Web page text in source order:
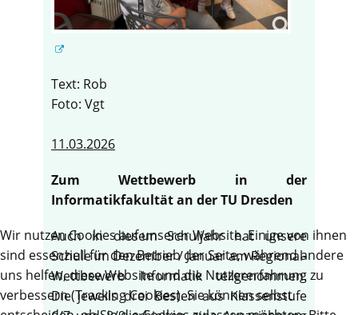
Text: Rob
Foto: Vgt
11.03.2026
Zum Wettbewerb in der
Informatikfakultät an der TU Dresden
Auch in diesem Schuljahr hat unsere
Schule im Dezember / Januar am Regional-
Wettbewerb Informatik teilgenommen.
Die jeweils drei Besten aus Klassenstufe
Wir nutzen Cookies auf unserer Website. Einige von ihnen
sind essenziell für den Betrieb der Seite, während andere
uns helfen, diese Website und die Nutzererfahrung zu
verbessern (Tracking Cookies). Sie können selbst